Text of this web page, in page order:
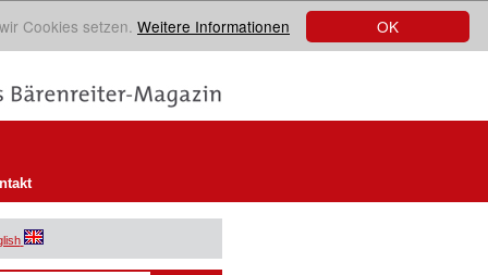
OK
Cookies setzen. Weitere Informationen